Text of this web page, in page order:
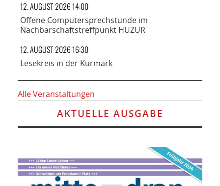
12. AUGUST 2026 14:00
Offene Computersprechstunde im
Nachbarschaftstreffpunkt HUZUR
12. AUGUST 2026 16:30
Lesekreis in der Kurmark
Alle Veranstaltungen
AKTUELLE AUSGABE